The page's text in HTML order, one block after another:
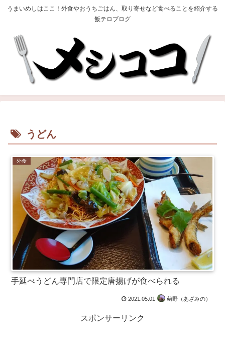
うまいめしはここ！外食やおうちごはん、取り寄せなど食べることを紹介する
飯テロブログ
うどん
外食
手延べうどん専門店で限定唐揚げが食べられる
2021.05.01 薊野（あざみの）
スポンサーリンク